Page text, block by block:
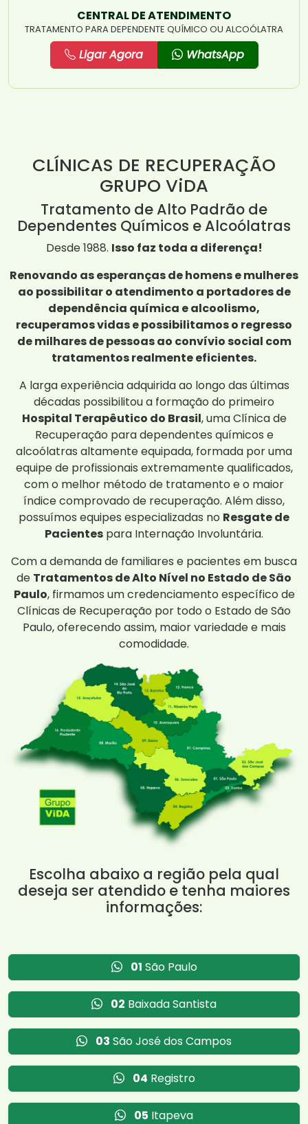
CENTRAL DE ATENDIMENTO
TRATAMENTO PARA DEPENDENTE QUÍMICO OU ALCOÓLATRA
Ligar Agora WhatsApp
CLÍNICAS DE RECUPERAÇÃO
GRUPO ViDA
Tratamento de Alto Padrão de
Dependentes Químicos e Alcoólatras
Desde 1988. Isso faz toda a diferença!
Renovando as esperanças de homens e mulheres
ao possibilitar o atendimento a portadores de
dependência química e alcoolismo,
recuperamos vidas e possibilitamos o regresso
de milhares de pessoas ao convívio social com
tratamentos realmente eficientes.
A larga experiência adquirida ao longo das últimas
décadas possibilitou a formação do primeiro
Hospital Terapêutico do Brasil, uma Clínica de
Recuperação para dependentes químicos e
alcoólatras altamente equipada, formada por uma
equipe de profissionais extremamente qualificados,
com o melhor método de tratamento e o maior
índice comprovado de recuperação. Além disso,
possuímos equipes especializadas no Resgate de
Pacientes para Internação Involuntária.
Com a demanda de familiares e pacientes em busca
de Tratamentos de Alto Nível no Estado de São
Paulo, firmamos um credenciamento específico de
Clínicas de Recuperação por todo o Estado de São
Paulo, oferecendo assim, maior variedade e mais
comodidade.
Escolha abaixo a região pela qual
deseja ser atendido e tenha maiores
informações:
01 São Paulo
02 Baixada Santista
03 São José dos Campos
04 Registro
05 Itapeva